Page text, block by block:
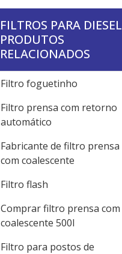
FILTROS PARA DIESEL
PRODUTOS
RELACIONADOS
Filtro foguetinho
Filtro prensa com retorno
automático
Fabricante de filtro prensa
com coalescente
Filtro flash
Comprar filtro prensa com
coalescente 500l
Filtro para postos de